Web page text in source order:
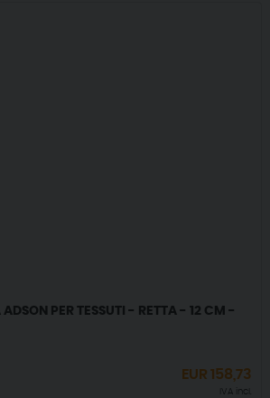
ADSON PER TESSUTI - RETTA - 12 CM -
EUR158,73
IVA incl.